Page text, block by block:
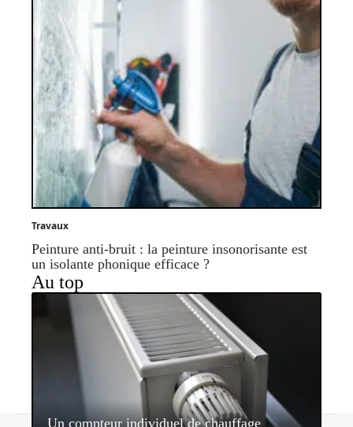
Travaux
Peinture anti-bruit : la peinture insonorisante est
un isolante phonique efficace ?
Au top
Un compteur individuel de chauffage